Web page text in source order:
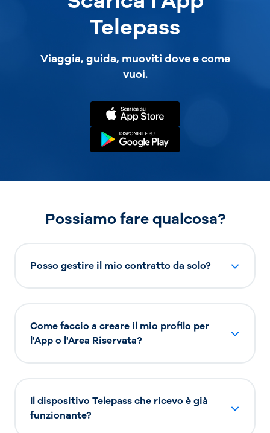
Telepass
Viaggia, guida, muoviti dove e come
vuoi.
Possiamo fare qualcosa?
Posso gestire il mio contratto da solo?
Come faccio a creare il mio profilo per
l'App o l'Area Riservata?
Il dispositivo Telepass che ricevo è già
funzionante?